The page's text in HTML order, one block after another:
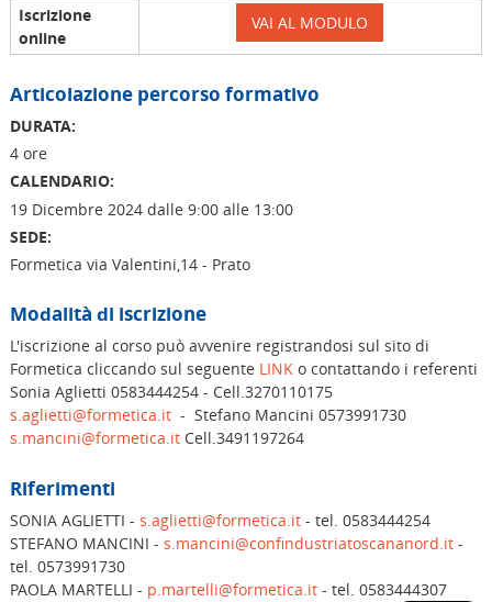
Iscrizione
online
VAI AL MODULO
Articolazione percorso formativo
DURATA:
4 ore
CALENDARIO:
19 Dicembre 2024 dalle 9:00 alle 13:00
SEDE:
Formetica via Valentini,14 - Prato
Modalità di iscrizione
L'iscrizione al corso può avvenire registrandosi sul sito di
Formetica cliccando sul seguente LINKo contattando i referenti
Sonia Aglietti 0583444254 - Cell.3270110175
s.aglietti@formetica.it - Stefano Mancini 0573991730
s.mancini@formetica.itCell.3491197264
Riferimenti
SONIA AGLIETTI - s.aglietti@formetica.it- tel. 0583444254
STEFANO MANCINI - s.mancini@confindustriatoscananord.it-
tel. 0573991730
PAOLA MARTELLI - p.martelli@formetica.it- tel. 0583444307